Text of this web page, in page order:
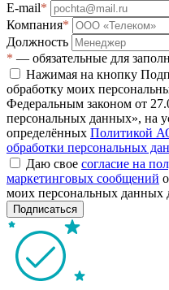
E-mail*
Компания*
Должность
* — обязательные для
Нажимая на кнопку
обработку моих
Федеральным законом от
персональных данных», на
определённых Политикой
обработки персональных
Даю свое согласие на
маркетинговых сообщений
моих персональных данных
Подписаться